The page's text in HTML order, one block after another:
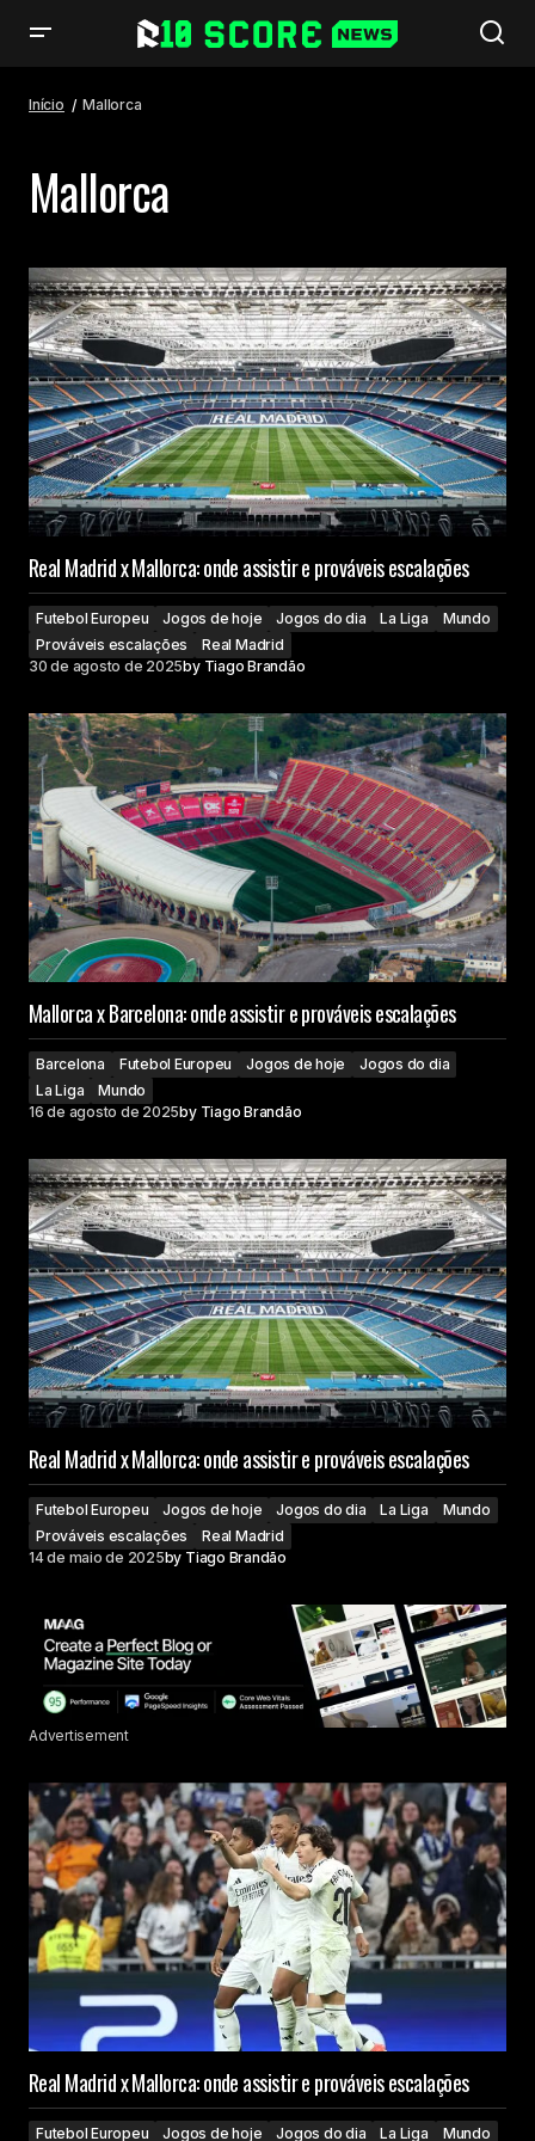
Início Mallorca
Mallorca
Real Madrid x Mallorca: onde assistir e prováveis escalações
Futebol Europeu Jogos de hoje Jogos do dia La Liga
Mundo
Prováveis escalações
Real Madrid
30 de agosto de 2025by Tiago Brandão
Mallorca x Barcelona: onde assistir e prováveis escalações
Barcelona Futebol Europeu Jogos de hoje
Jogos do dia
La Liga
Mundo
16 de agosto de 2025by Tiago Brandão
Real Madrid x Mallorca: onde assistir e prováveis escalações
Futebol Europeu Jogos de hoje Jogos do dia La Liga
Mundo
Prováveis escalações
Real Madrid
14 de maio de 2025by Tiago Brandão
Advertisement
Real Madrid x Mallorca: onde assistir e prováveis escalações
Futebol Europeu Jogos de hoje Jogos do dia La Liga Mundo